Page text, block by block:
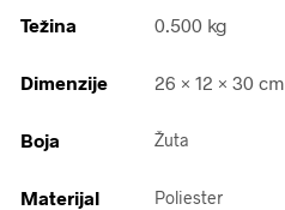
Težina 0.500 kg
Dimenzije 26 × 12 × 30 cm
Boja Žuta
Materijal Poliester